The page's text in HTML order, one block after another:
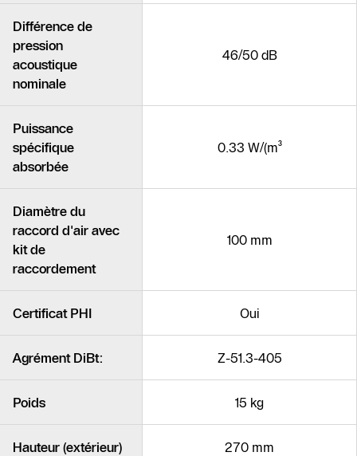
Différence de
pression
acoustique
nominale
46/50 dB
Puissance
spécifique
absorbée
0.33 W/(m³
Diamètre du
raccord d'air avec
kit de
raccordement
100 mm
Certificat PHI Oui
Agrément DiBt: Z-51.3-405
Poids 15 kg
Hauteur (extérieur) 270 mm